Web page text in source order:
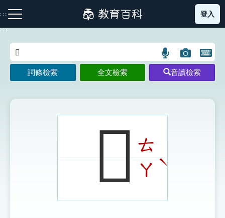
到
主
:::
注音索引圖示 筆畫索引圖示 部首索引表圖示
登入
:::
語
言
搜
示
圖
片
搜
開
鍵
圖
詞條檢索 全文檢索 音讀檢索
𨔯ㄊ
ㄚˋ